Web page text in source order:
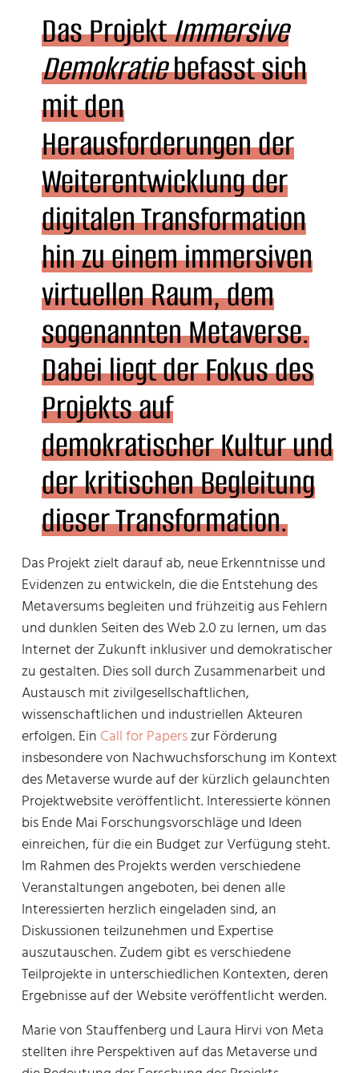
Das ProjektImmersive
Demokratiebefasst sich
mit den
Herausforderungen der
Weiterentwicklung der
digitalen Transformation
hin zu einem immersiven
virtuellen Raum, dem
sogenannten Metaverse.
Dabei liegt der Fokus des
Projekts auf
demokratischer Kultur und
der kritischen Begleitung
dieser Transformation.
Das Projekt zielt darauf ab, neue Erkenntnisse und
Evidenzen zu entwickeln, die die Entstehung des
Metaversums begleiten und frühzeitig aus Fehlern
und dunklen Seiten des Web 2.0 zu lernen, um das
Internet der Zukunft inklusiver und demokratischer
zu gestalten. Dies soll durch Zusammenarbeit und
Austausch mit zivilgesellschaftlichen,
wissenschaftlichen und industriellen Akteuren
erfolgen. Ein Call for Paperszur Förderung
insbesondere von Nachwuchsforschung im Kontext
des Metaverse wurde auf der kürzlich gelaunchten
Projektwebsite veröffentlicht. Interessierte können
bis Ende Mai Forschungsvorschläge und Ideen
einreichen, für die ein Budget zur Verfügung steht.
Im Rahmen des Projekts werden verschiedene
Veranstaltungen angeboten, bei denen alle
Interessierten herzlich eingeladen sind, an
Diskussionen teilzunehmen und Expertise
auszutauschen. Zudem gibt es verschiedene
Teilprojekte in unterschiedlichen Kontexten, deren
Ergebnisse auf der Website veröffentlicht werden.
Marie von Stauffenberg und Laura Hirvi von Meta
stellten ihre Perspektiven auf das Metaverse und